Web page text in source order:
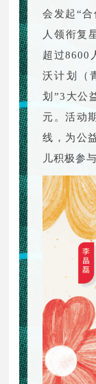
会发起“
人领衔复
超过8600
沃计划（
划”3大公
元。活动
线，为公
儿积极参